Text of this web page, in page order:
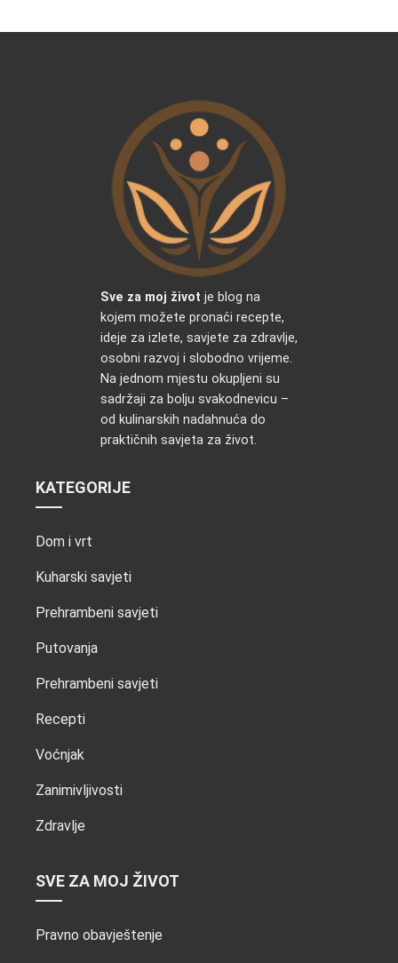
Sve za moj život je blog na
kojem možete pronaći recepte,
ideje za izlete, savjete za zdravlje,
osobni razvoj i slobodno vrijeme.
Na jednom mjestu okupljeni su
sadržaji za bolju svakodnevicu –
od kulinarskih nadahnuća do
praktičnih savjeta za život.
KATEGORIJE
Dom i vrt
Kuharski savjeti
Prehrambeni savjeti
Putovanja
Prehrambeni savjeti
Recepti
Voćnjak
Zanimivljivosti
Zdravlje
SVE ZA MOJ ŽIVOT
Pravno obavještenje